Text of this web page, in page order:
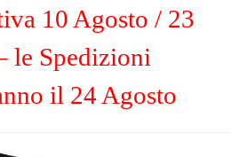
10 Agosto / 23
le Spedizioni
il 24 Agosto